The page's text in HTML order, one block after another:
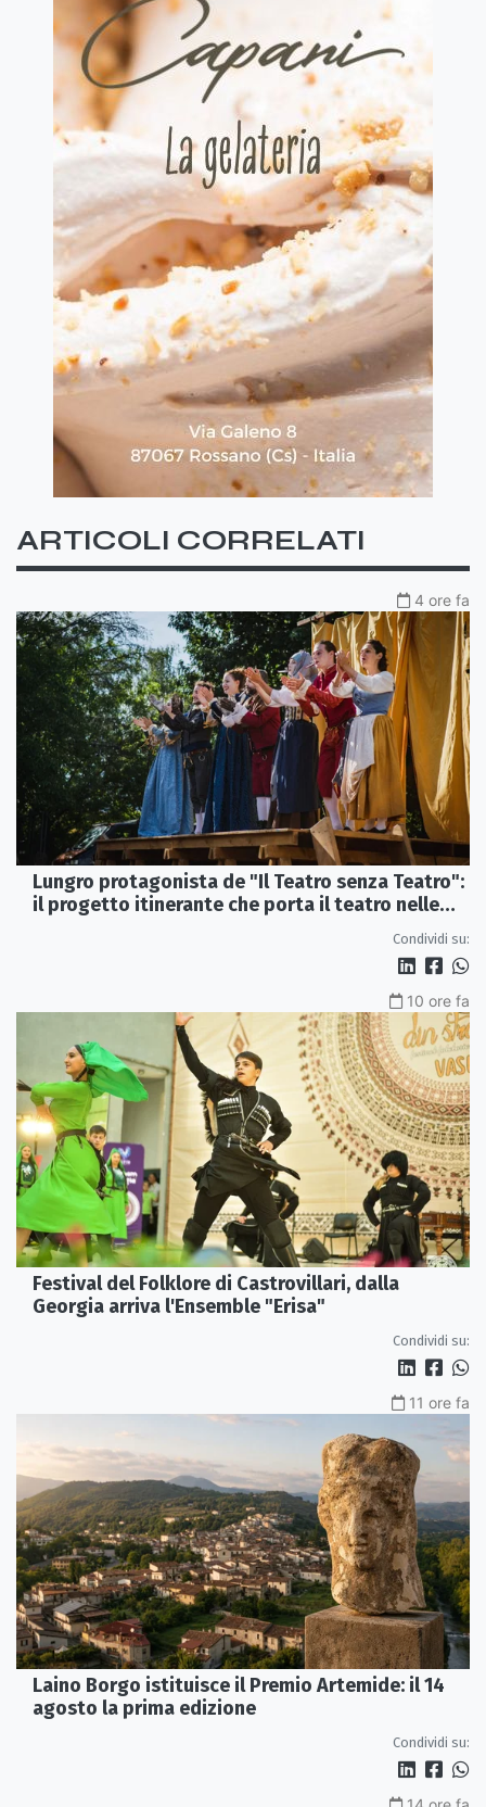
ARTICOLI CORRELATI
4 ore fa
Lungro protagonista de "Il Teatro senza Teatro":
il progetto itinerante che porta il teatro nelle
Condividi su:
10 ore fa
Festival del Folklore di Castrovillari, dalla
Georgia arriva l'Ensemble "Erisa"
Condividi su:
11 ore fa
Laino Borgo istituisce il Premio Artemide: il 14
agosto la prima edizione
Condividi su: